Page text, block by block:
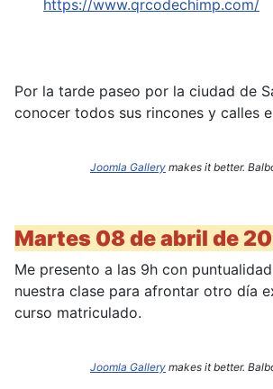
https://www.qrcodechimp.com/
Por la tarde paseo por la ciudad de
conocer todos sus rincones y calles
Joomla Gallery makes it better.
Martes 08 de abril de
Me presento a las 9h con
nuestra clase para afrontar otro día
curso matriculado.
Joomla Gallery makes it better.